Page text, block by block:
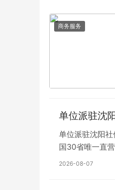
原文链接：
以上就是关于
商务服务
单位派驻沈
单位派驻沈阳
国30省唯一直
2026-08-07